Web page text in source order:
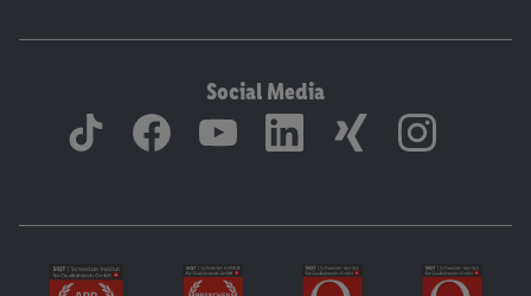
Social Media